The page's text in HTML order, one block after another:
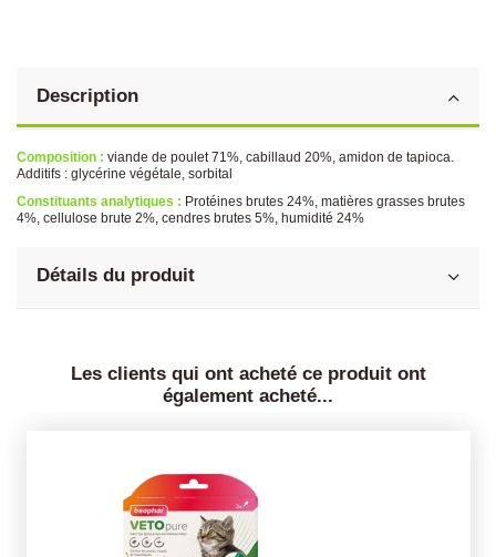
Description
Composition : viande de poulet 71%, cabillaud 20%, amidon de tapioca.
Additifs : glycérine végétale, sorbital
Constituants analytiques : Protéines brutes 24%, matières grasses brutes
4%, cellulose brute 2%, cendres brutes 5%, humidité 24%
Détails du produit
Les clients qui ont acheté ce produit ont
également acheté...